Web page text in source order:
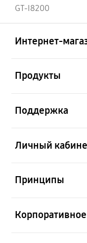
GT-I8200
Интернет-
Продукты
Поддержка
Личный
Принципы